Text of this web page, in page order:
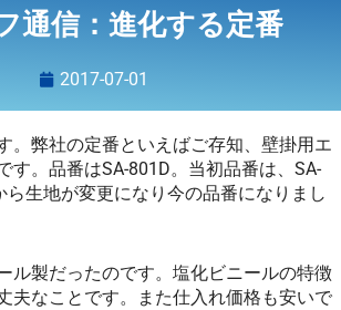
通信：進化する定番
2017-07-01
。弊社の定番といえばご存知、壁掛用エ
す。品番はSA-801D。当初品番は、SA-
ら生地が変更になり今の品番になりまし
ル製だったのです。塩化ビニールの特徴
夫なことです。また仕入れ価格も安いで